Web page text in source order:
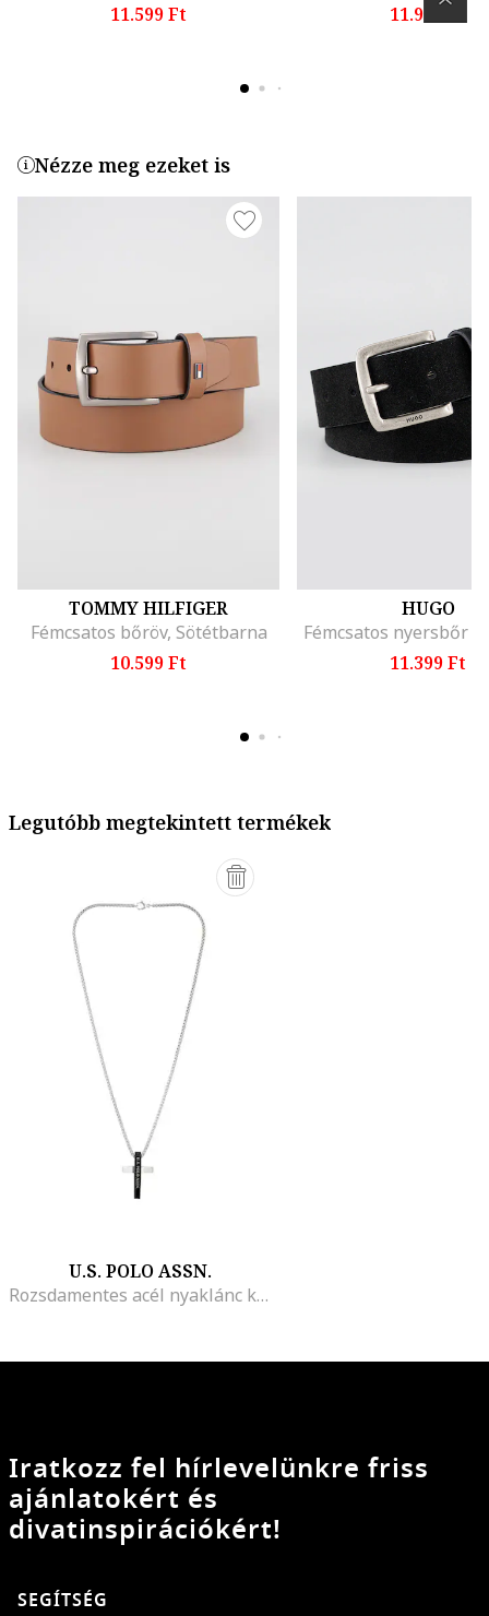
11.599 Ft 11.999 Ft
Nézze meg ezeket is
TOMMY HILFIGER
Fémcsatos bőröv, Sötétbarna
10.599 Ft
HUGO
Fémcsatos nyersbőr
11.399 Ft
Legutóbb megtekintett termékek
U.S. POLO ASSN.
Rozsdamentes acél nyaklánc kereszt alakú medállal, Ezüstszín/Fekete
Iratkozz fel hírlevelünkre friss
ajánlatokért és
divatinspirációkért!
SEGÍTSÉG